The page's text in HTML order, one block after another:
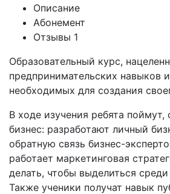
Описание
Абонемент
Отзывы 1
Образовательный курс,
предпринимательских навыков
необходимых для создания
В ходе изучения ребята поймут,
бизнес: разработают личный
обратную связь бизнес-
работает маркетинговая
делать, чтобы выделиться
Также ученики получат навык